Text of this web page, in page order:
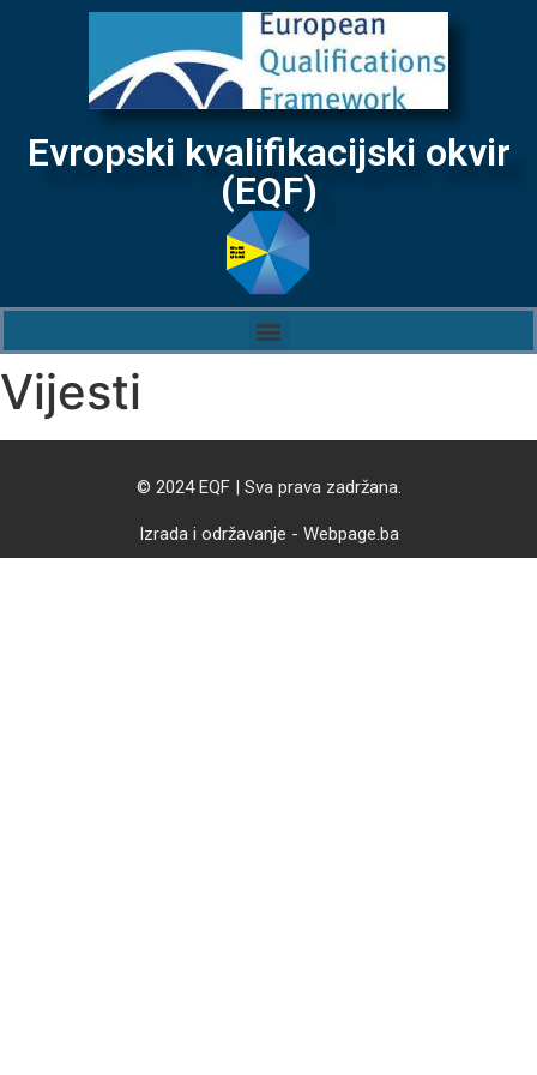
Evropski kvalifikacijski okvir
(EQF)
Vijesti
© 2024 EQF | Sva prava zadržana.
Izrada i održavanje - Webpage.ba